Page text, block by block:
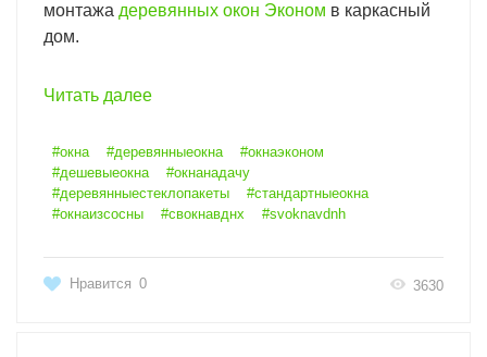
монтажа деревянных окон Эконом в каркасный
дом.
Читать далее
#окна #деревянныеокна
#окнаэконом
#дешевыеокна
#окнанадачу
#деревянныестеклопакеты
#стандартныеокна
#окнаизсосны
#свокнавднх #svoknavdnh
Нравится 0 3630